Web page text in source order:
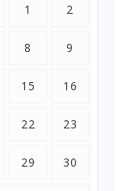
1 2
8 9
15 16
22 23
29 30